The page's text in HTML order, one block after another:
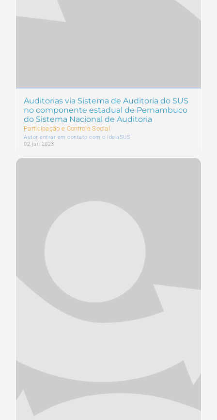
Auditorias via Sistema de Auditoria do SUS
no componente estadual de Pernambuco
do Sistema Nacional de Auditoria
Participação e Controle Social
Autor entrar em contato com o IdeiaSUS
02 jun 2023